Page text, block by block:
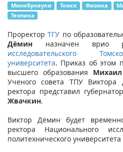
Минобрнауки Томск Физика
Техника
ПроректорТГУ по
Дёмин назначен врио
исследовательского
университета. Приказ об этом
высшего образования
Ученого совета ТПУ
ректора представил
Жвачкин.
Виктор Дёмин будет
ректора Национального
политехнического